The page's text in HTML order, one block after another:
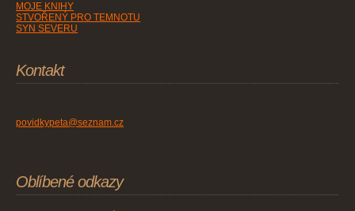
MOJE KNIHY
STVOŘENÝ PRO TEMNOTU
SYN SEVERU
Kontakt
povidkypeta@seznam.cz
Oblíbené odkazy